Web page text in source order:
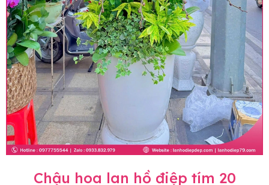
Chậu hoa lan hồ điệp tím 20